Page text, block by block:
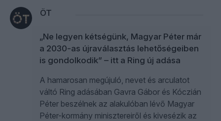
ÖT
„Ne legyen kétségünk, Magyar Péter már
a 2030-as újraválasztás lehetőségeiben
is gondolkodik” – itt a Ring új adása
A hamarosan megújuló, nevet és arculatot
váltó Ring adásában Gavra Gábor és Kóczián
Péter beszélnek az alakulóban lévő Magyar
Péter-kormány minisztereiről és kivesézik az